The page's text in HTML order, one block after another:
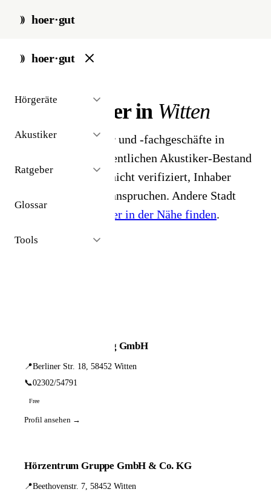
hoer·gut
hoer·gut
Hörgeräte
Akustiker
Ratgeber
Glossar
Tools
start / akustiker / witten
Hörakustiker in Witten
5 Hörgeräteakustiker und -fachgeschäfte in
Witten. Aus dem öffentlichen Akustiker-Bestand
2026 - Profile noch nicht verifiziert, Inhaber
können ihr Profil beanspruchen. Andere Stadt
Hörakustiker in der Nähe finden.
Hörgeräte Steneberg GmbH
📍Berliner Str. 18, 58452 Witten
📞02302/54791
Free
Profil ansehen →
Hörzentrum Gruppe GmbH & Co. KG
📍Beethovenstr. 7, 58452 Witten